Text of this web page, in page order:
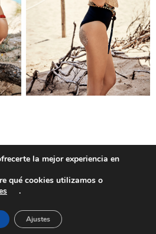
FOR HOLA FASHION
la mejor experiencia en
qué cookies utilizamos o
.
Ajustes